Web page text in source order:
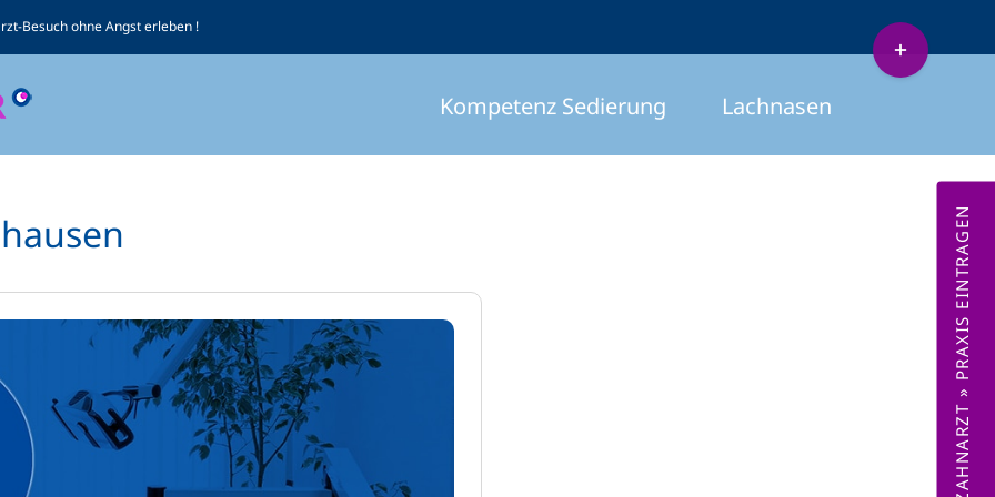
Besuch ohne Angst erleben !
Kompetenz Sedierung Lachnasen
Toggle
Sliding
Area
ZAHNARZT » PRAXIS EINTRAGEN